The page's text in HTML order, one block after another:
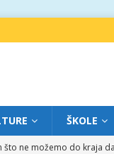
ŠKOLE
što ne možemo do kraja